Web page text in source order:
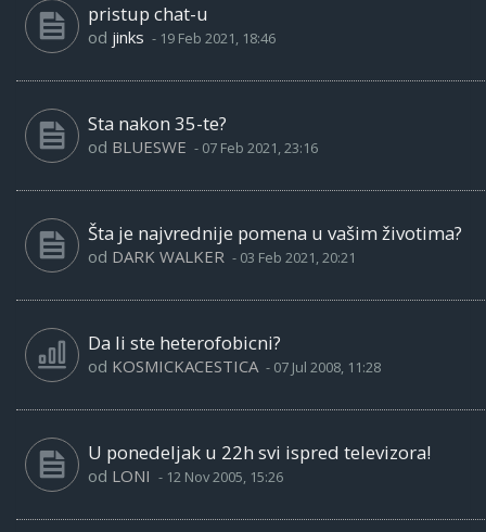
pristup chat-u
od jinks - 19 Feb 2021, 18:46
Sta nakon 35-te?
od BLUESWE - 07 Feb 2021, 23:16
Šta je najvrednije pomena u vašim životima?
od DARK WALKER - 03 Feb 2021, 20:21
Da li ste heterofobicni?
od KOSMICKACESTICA - 07 Jul 2008, 11:28
U ponedeljak u 22h svi ispred televizora!
od LONI - 12 Nov 2005, 15:26